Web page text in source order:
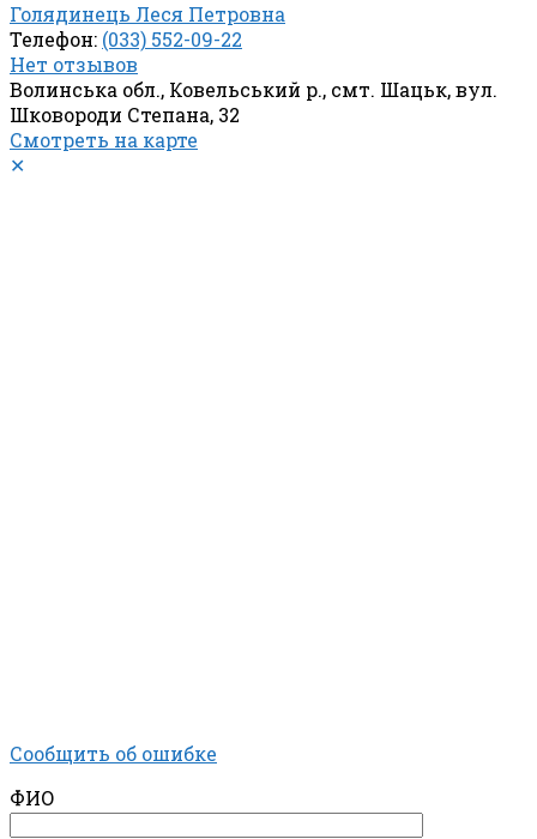
Голядинець Леся Петровна
Телефон: (033) 552-09-22
Нет отзывов
Волинська обл., Ковельський р., смт. Шацьк, вул.
Шковороди Степана, 32
Смотреть на карте
✕
Сообщить об ошибке
ФИО